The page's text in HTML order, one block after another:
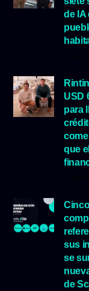
de IA
USD
para
que
sus
se
de